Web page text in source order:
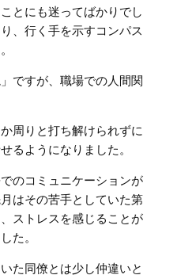
とにも迷ってばかりでし
、行く手を示すコンパス
ですが、職場での人間関
周りと打ち解けられずに
るようになりました。
のコミュニケーションが
はその苦手としていた第
ストレスを感じることが
た。
た同僚とは少し仲違いと